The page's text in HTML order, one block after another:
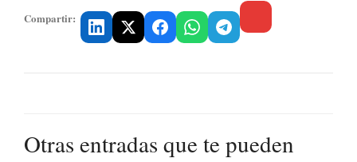
Compartir:
Otras entradas que te pueden